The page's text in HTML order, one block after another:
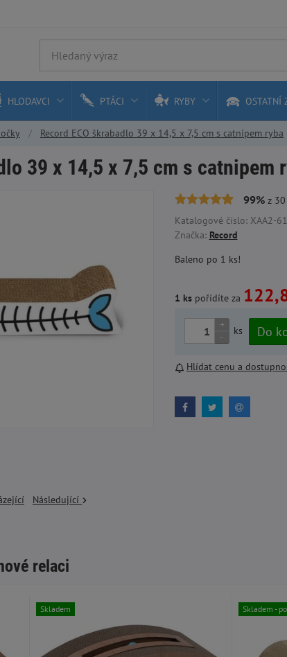
HLODAVCI PTÁCI RYBY OSTATNÍ
Record ECO škrabadlo 39 x 14,5 x 7,5 cm s catnipem ryba
39 x 14,5 x 7,5 cm s catnipem
Následující
99%z 30
Katalogové číslo: XAA2-
Značka: Record
Baleno po 1 ks!
1 kspořídíte za
+
-
ks Do
Hlídat cenu a
relaci
Skladem Skladem -